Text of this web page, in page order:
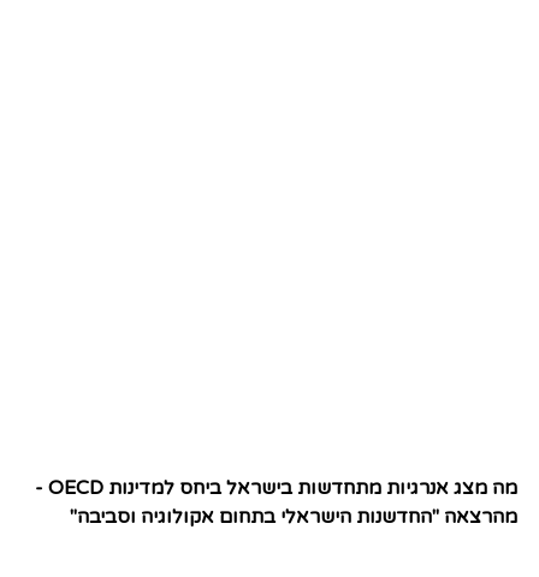
מה מצג אנרגיות מתחדשות בישראל ביחס למדינות OECD -
מהרצאה "החדשנות הישראלי בתחום אקולוגיה וסביבה"